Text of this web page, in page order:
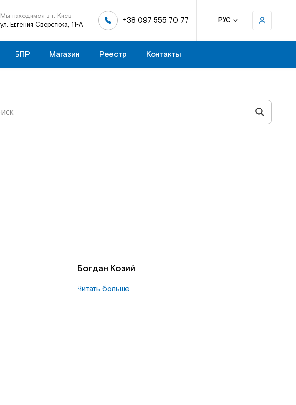
Мы находимся в г. Киев
ул. Евгения Сверстюка, 11-А
+38 097 555 70 77 РУС
БПР Магазин Реестр Контакты
Богдан Козий
Читать больше